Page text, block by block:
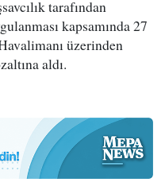
tarafından
kapsamında 27
üzerinden
aldı.